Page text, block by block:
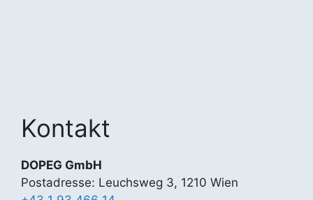
Kontakt
DOPEG GmbH
Postadresse: Leuchsweg 3, 1210 Wien